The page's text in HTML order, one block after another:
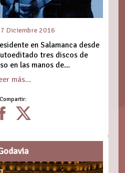
Diciembre 2016
en Salamanca desde
tres discos de
en las manos de...
más...
Compartir: